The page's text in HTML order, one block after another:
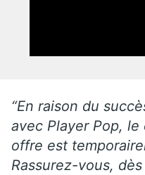
“En raison du
avec Player Pop,
offre est
Rassurez-vous,